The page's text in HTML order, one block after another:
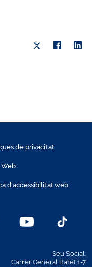
de privacitat
Web
d'accessibilitat web
Seu Social:
Carrer General Batet 1-7